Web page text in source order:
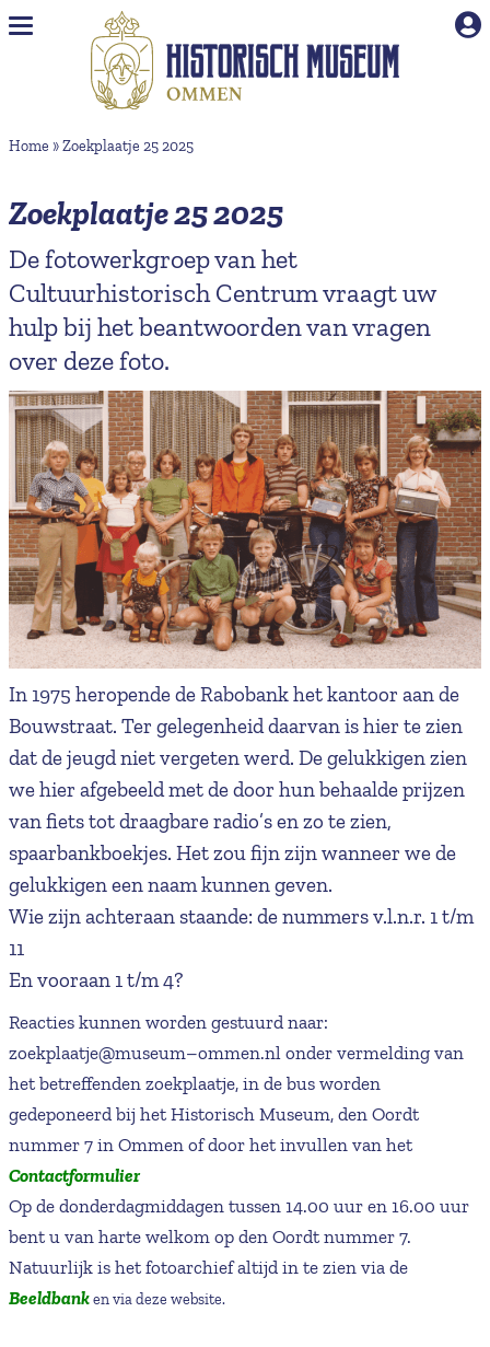
Naar hoofdinhoud
Home »Zoekplaatje 25 2025
Zoekplaatje 25 2025
De fotowerkgroep van het
Cultuurhistorisch Centrum vraagt uw
hulp bij het beantwoorden van vragen
over deze foto.
In 1975 heropende de Rabobank het kantoor aan de
Bouwstraat. Ter gelegenheid daarvan is hier te zien
dat de jeugd niet vergeten werd. De gelukkigen zien
we hier afgebeeld met de door hun behaalde prijzen
van fiets tot draagbare radio’s en zo te zien,
spaarbankboekjes. Het zou fijn zijn wanneer we de
gelukkigen een naam kunnen geven.
Wie zijn achteraan staande: de nummers v.l.n.r. 1 t/m
11
En vooraan 1 t/m 4?
Reacties kunnen worden gestuurd naar:
zoekplaatje@museum–ommen.nl onder vermelding van
het betreffenden zoekplaatje, in de bus worden
gedeponeerd bij het Historisch Museum, den Oordt
nummer 7 in Ommen of door het invullen van het
Contactformulier
Op de donderdagmiddagen tussen 14.00 uur en 16.00 uur
bent u van harte welkom op den Oordt nummer 7.
Natuurlijk is het fotoarchief altijd in te zien via de
Beeldbanken via deze website.